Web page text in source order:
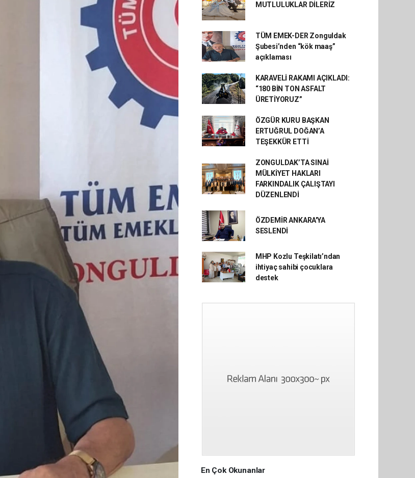
MUTLULUKLAR DİLERİZ
TÜM EMEK-DER Zonguldak
Şubesi’nden “kök maaş”
açıklaması
KARAVELİ RAKAMI AÇIKLADI:
“180 BİN TON ASFALT
ÜRETİYORUZ”
ÖZGÜR KURU BAŞKAN
ERTUĞRUL DOĞAN’A
TEŞEKKÜR ETTİ
ZONGULDAK’TA SINAİ
MÜLKİYET HAKLARI
FARKINDALIK ÇALIŞTAYI
DÜZENLENDİ
ÖZDEMİR ANKARA'YA
SESLENDİ
MHP Kozlu Teşkilatı’ndan
ihtiyaç sahibi çocuklara
destek
En Çok Okunanlar